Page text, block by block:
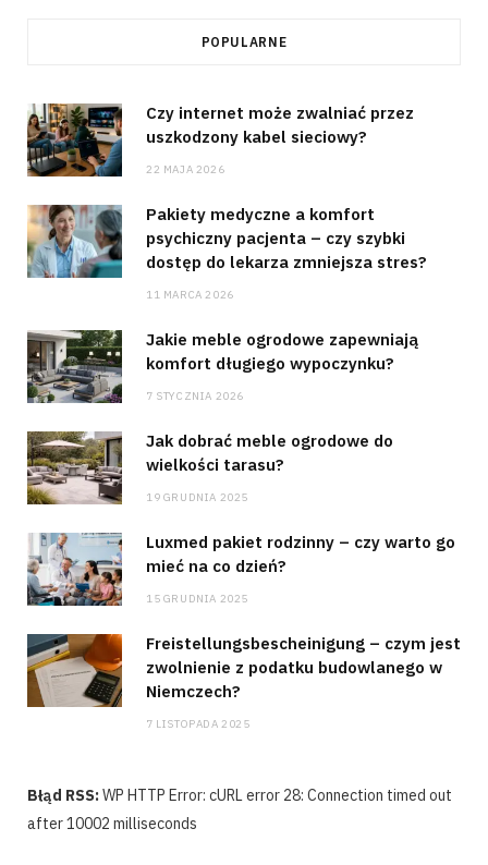
POPULARNE
Czy internet może zwalniać przez
uszkodzony kabel sieciowy?
22 MAJA 2026
Pakiety medyczne a komfort
psychiczny pacjenta – czy szybki
dostęp do lekarza zmniejsza stres?
11 MARCA 2026
Jakie meble ogrodowe zapewniają
komfort długiego wypoczynku?
7 STYCZNIA 2026
Jak dobrać meble ogrodowe do
wielkości tarasu?
19 GRUDNIA 2025
Luxmed pakiet rodzinny – czy warto go
mieć na co dzień?
15 GRUDNIA 2025
Freistellungsbescheinigung – czym jest
zwolnienie z podatku budowlanego w
Niemczech?
7 LISTOPADA 2025
Błąd RSS:WP HTTP Error: cURL error 28: Connection timed out
after 10002 milliseconds